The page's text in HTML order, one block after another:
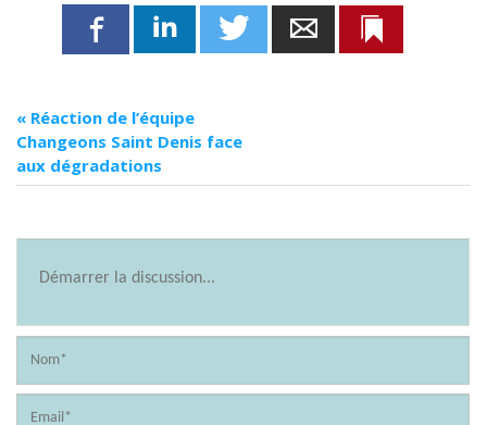
Facebook Linkedin Twitter
« Réaction de l’équipe
Changeons Saint Denis face
aux dégradations